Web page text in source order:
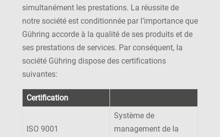
simultanément les prestations. La réussite de
notre société est conditionnée par l’importance que
Gühring accorde à la qualité de ses produits et de
ses prestations de services. Par conséquent, la
société Gühring dispose des certifications
suivantes:
Certification
ISO 9001
Système de
management de la